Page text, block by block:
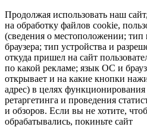
Продолжая использовать наш
на обработку файлов cookie,
(сведения о местоположении;
браузера; тип устройства и
откуда пришел на сайт
по какой рекламе; язык ОС и
открывает и на какие кнопки
адрес) в целях функционирования
ретаргетинга и проведения
и обзоров. Если вы не хотите,
обрабатывались, покиньте сайт